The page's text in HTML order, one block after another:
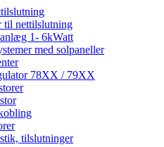
til nettilslutning
1- 6kWatt
med solpaneller
78XX / 79XX
tilslutninger